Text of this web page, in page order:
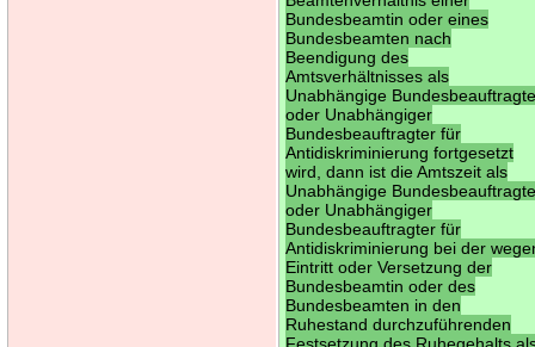
Bundesbeamtin oder eines
Bundesbeamten nach
Beendigung des
Amtsverhältnisses als
Unabhängige
oder Unabhängiger
Bundesbeauftragter für
Antidiskriminierung fortgesetzt
wird, dann ist die Amtszeit als
Unabhängige
oder Unabhängiger
Bundesbeauftragter für
Antidiskriminierung bei der
Eintritt oder Versetzung der
Bundesbeamtin oder des
Bundesbeamten in den
Ruhestand durchzuführenden
Festsetzung des Ruhegehalts